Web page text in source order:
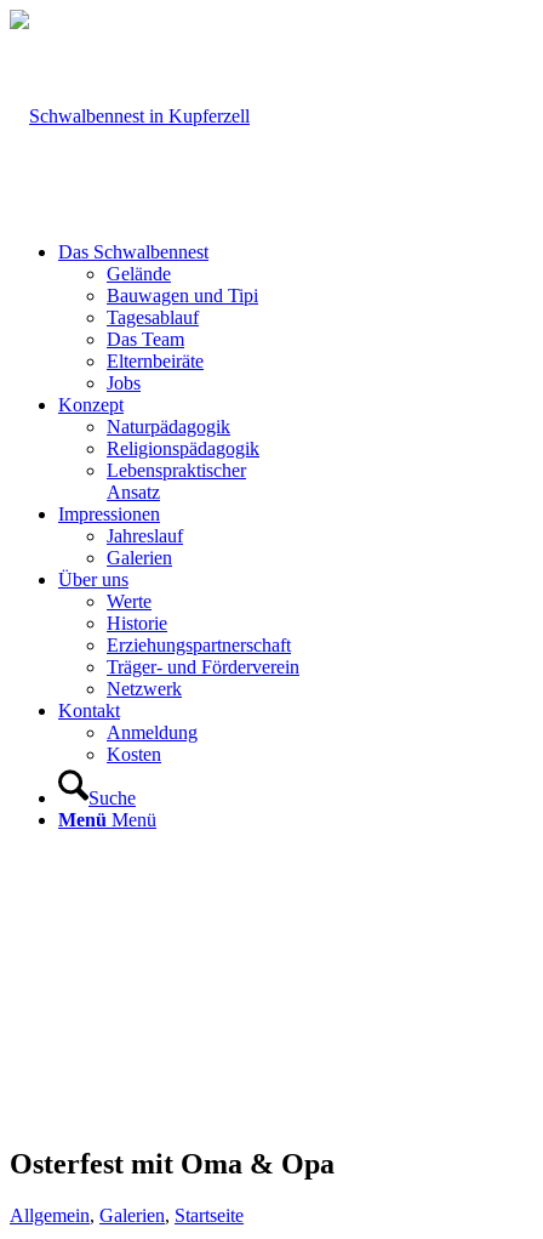
Das Schwalbennest
Gelände
Bauwagen und Tipi
Tagesablauf
Das Team
Elternbeiräte
Jobs
Konzept
Naturpädagogik
Religionspädagogik
Lebenspraktischer
Ansatz
Impressionen
Jahreslauf
Galerien
Über uns
Werte
Historie
Erziehungspartnerschaft
Träger- und Förderverein
Netzwerk
Kontakt
Anmeldung
Kosten
Suche
Menü Menü
Osterfest mit Oma & Opa
Allgemein, Galerien, Startseite